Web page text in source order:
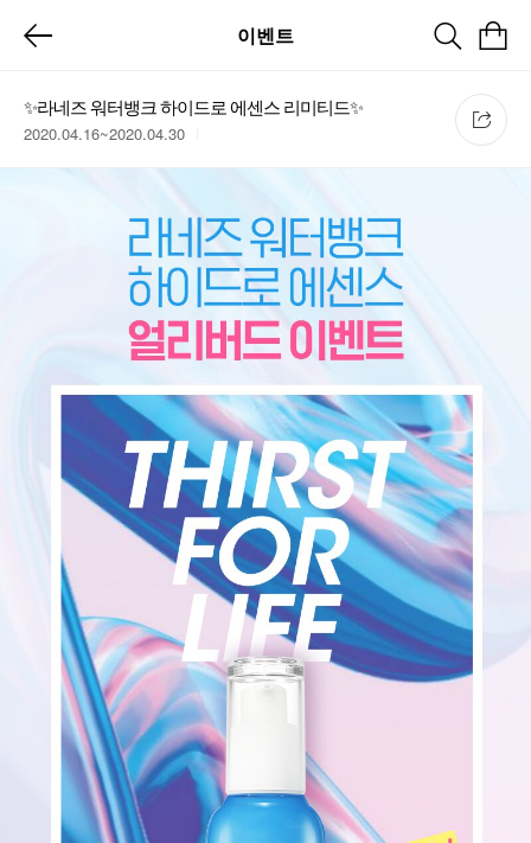
이벤트
✨라네즈 워터뱅크 하이드로 에센스 리미티드✨
2020.04.16~2020.04.30